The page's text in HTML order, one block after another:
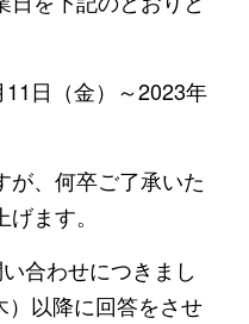
日（金）～2023年
が、何卒ご了承いた
ます。
合わせにつきまし
）以降に回答をさせ